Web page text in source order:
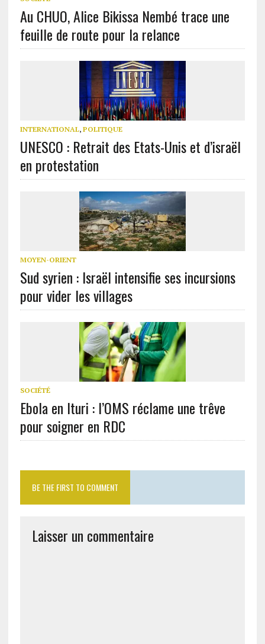
Au CHUO, Alice Bikissa Nembé trace une
feuille de route pour la relance
INTERNATIONAL, POLITIQUE
UNESCO : Retrait des Etats-Unis et d’israël
en protestation
MOYEN-ORIENT
Sud syrien : Israël intensifie ses incursions
pour vider les villages
SOCIÉTÉ
Ebola en Ituri : l’OMS réclame une trêve
pour soigner en RDC
BE THE FIRST TO COMMENT
Laisser un commentaire